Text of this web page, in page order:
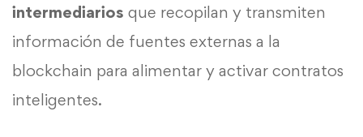
intermediarios que recopilan y transmiten
información de fuentes externas a la
blockchain para alimentar y activar contratos
inteligentes.